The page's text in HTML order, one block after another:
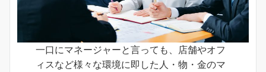
一口にマネージャーと言っても、店舗やオフ
ィスなど様々な環境に即した人・物・金のマ